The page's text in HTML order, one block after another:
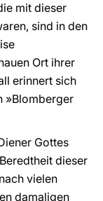
mit dieser
sind in den
Ort ihrer
erinnert sich
»Blomberger
Gottes
dieser
vielen
damaligen